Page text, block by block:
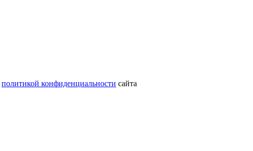
политикой конфиденциальности сайта